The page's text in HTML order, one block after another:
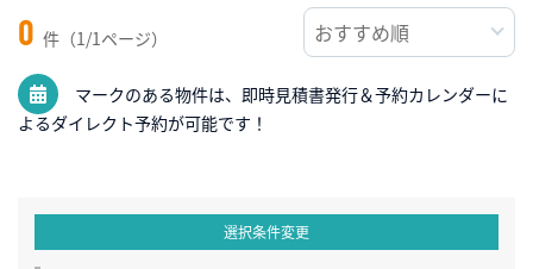
0 件（1/1ページ）
マークのある物件は、即時見積書発行＆予約カレンダーに
よるダイレクト予約が可能です！
選択条件変更